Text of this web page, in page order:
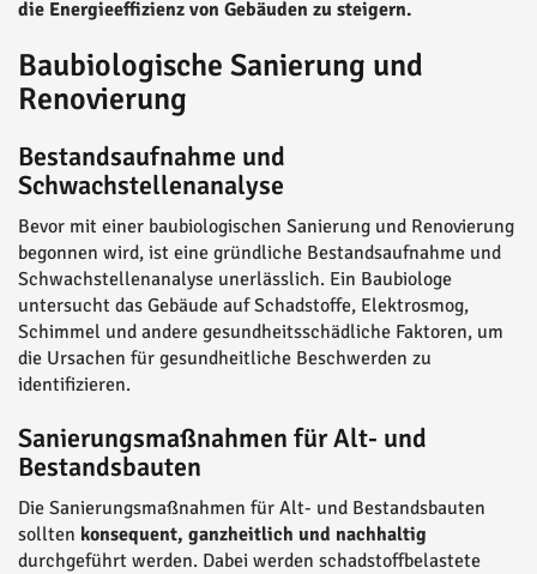
die Energieeffizienz von Gebäuden zu steigern.
Baubiologische Sanierung und
Renovierung
Bestandsaufnahme und
Schwachstellenanalyse
Bevor mit einer baubiologischen Sanierung und Renovierung
begonnen wird, ist eine gründliche Bestandsaufnahme und
Schwachstellenanalyse unerlässlich. Ein Baubiologe
untersucht das Gebäude auf Schadstoffe, Elektrosmog,
Schimmel und andere gesundheitsschädliche Faktoren, um
die Ursachen für gesundheitliche Beschwerden zu
identifizieren.
Sanierungsmaßnahmen für Alt- und
Bestandsbauten
Die Sanierungsmaßnahmen für Alt- und Bestandsbauten
sollten konsequent, ganzheitlich und nachhaltig
durchgeführt werden. Dabei werden schadstoffbelastete